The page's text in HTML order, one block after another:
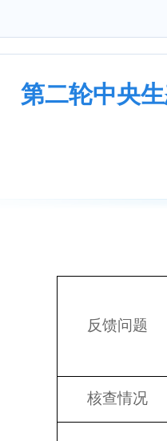
第二轮中央
反馈问题
核查情况